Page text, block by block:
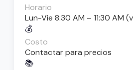
Horario
Lun-Vie 8:30 AM – 11:30 AM
💰
Costo
Contactar para precios
📚